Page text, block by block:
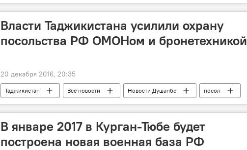
переговоры
конфликт
Власти Таджикистана усилили охрану
посольства РФ ОМОНом и бронетехникой
20 декабря 2016, 20:35
Таджикистан Все новости Новости Душанбе посол
В январе 2017 в Курган-Тюбе будет
построена новая военная база РФ